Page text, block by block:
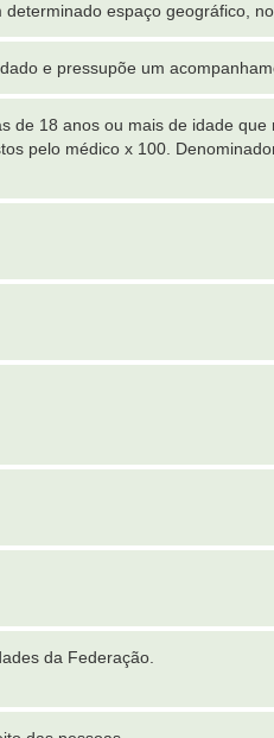
espaço geográfico,
e pressupõe um
de 18 anos ou mais de idade
pelo médico x 100.
da Federação.